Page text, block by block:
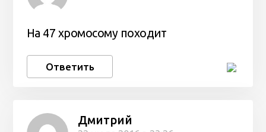
На 47 хромосому походит
Ответить
Дмитрий